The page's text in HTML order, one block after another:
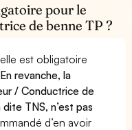
pour le
de benne TP ?
est obligatoire
En revanche, la
/ Conductrice de
TNS, n’est pas
d’en avoir